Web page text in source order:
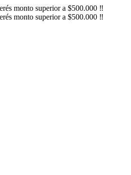
monto superior a $500.000 ‼️
monto superior a $500.000 ‼️